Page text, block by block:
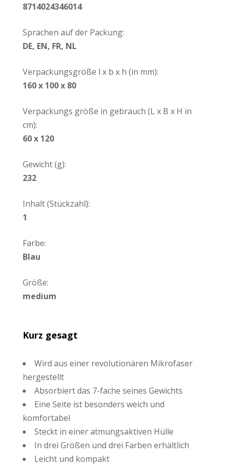
8714024346014
Sprachen auf der Packung:
DE, EN, FR, NL
Verpackungsgröße l x b x h (in mm):
160 x 100 x 80
Verpackungs größe in gebrauch (L x B x H in
cm):
60 x 120
Gewicht (g):
232
Inhalt (Stückzahl):
1
Farbe:
Blau
Größe:
medium
Kurz gesagt
Wird aus einer revolutionären Mikrofaser
hergestellt
Absorbiert das 7-fache seines Gewichts
Eine Seite ist besonders weich und
komfortabel
Steckt in einer atmungsaktiven Hülle
In drei Größen und drei Farben erhältlich
Leicht und kompakt